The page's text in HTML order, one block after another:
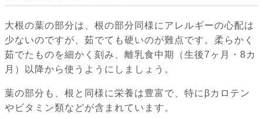
大根の葉の部分は、根の部分同様にアレルギーの心配は
少ないのですが、茹でても硬いのが難点です。柔らかく
茹でたものを細かく刻み、離乳食中期（生後7ヶ月・8カ
月）以降から使うようにしましょう。
葉の部分も、根と同様に栄養は豊富で、特にβカロテン
やビタミン類などが含まれています。